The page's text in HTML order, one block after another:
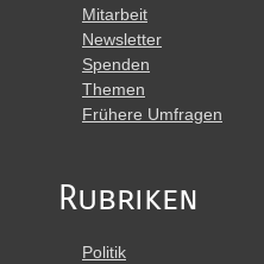
Mitarbeit
Newsletter
Spenden
Themen
Frühere Umfragen
Rubriken
Politik